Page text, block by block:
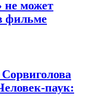
не может
фильме
паук: